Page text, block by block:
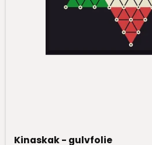
Kinaskak - gulvfolie